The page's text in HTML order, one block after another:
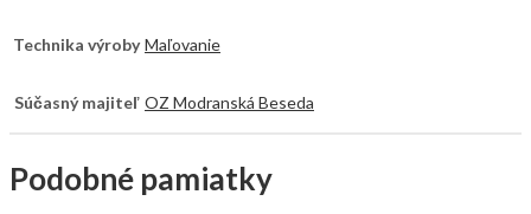
Technika výroby Maľovanie
Súčasný majiteľ OZ Modranská Beseda
Podobné pamiatky